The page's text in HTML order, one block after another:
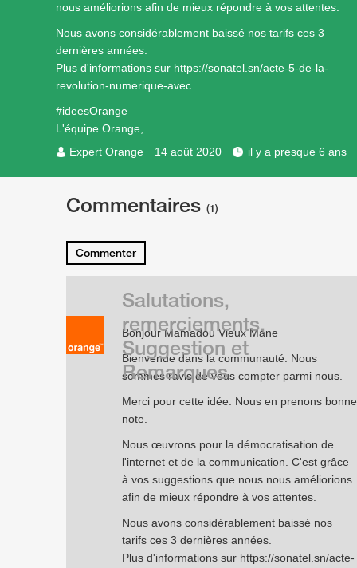
nous améliorions afin de mieux répondre à vos attentes.
Nous avons considérablement baissé nos tarifs ces 3
dernières années.
Plus d'informations sur https://sonatel.sn/acte-5-de-la-
revolution-numerique-avec...
#ideesOrange
L'équipe Orange,
Expert Orange
14 août 2020 il y a presque 6 ans
Commentaires (1)
Commenter
Bonjour Mamadou Vieux Mane
Bienvenue dans la communauté. Nous
sommes ravis de vous compter parmi nous.
Merci pour cette idée. Nous en prenons bonne
note.
Nous œuvrons pour la démocratisation de
l'internet et de la communication. C'est grâce
à vos suggestions que nous nous améliorions
afin de mieux répondre à vos attentes.
Nous avons considérablement baissé nos
tarifs ces 3 dernières années.
Plus d'informations sur https://sonatel.sn/acte-
Salutations,
remerciements,
Suggestion et
Remarques